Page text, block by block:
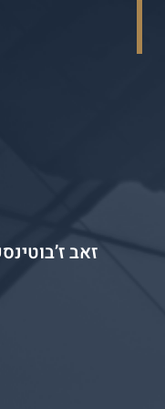
זאב ז’בוטינסקי 9, קומה 20,